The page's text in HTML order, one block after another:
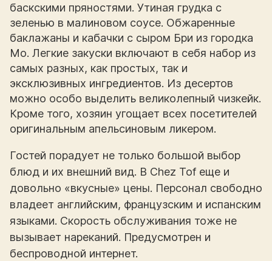
баскскими пряностями. Утиная грудка с
зеленью в малиновом соусе. Обжаренные
баклажаны и кабачки с сыром Бри из городка
Мо. Легкие закуски включают в себя набор из
самых разных, как простых, так и
эксклюзивных ингредиентов. Из десертов
можно особо выделить великолепный чизкейк.
Кроме того, хозяин угощает всех посетителей
оригинальным апельсиновым ликером.
Гостей порадует не только большой выбор
блюд и их внешний вид. В Chez Tof еще и
довольно «вкусные» цены. Персонал свободно
владеет английским, французским и испанским
языками. Скорость обслуживания тоже не
вызывает нареканий. Предусмотрен и
беспроводной интернет.